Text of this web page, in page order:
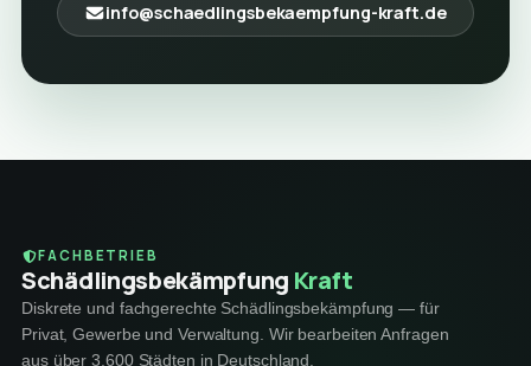
info@schaedlingsbekaempfung-kraft.de
FACHBETRIEB
Schädlings­bekämpfung Kraft
Diskrete und fachgerechte Schädlingsbekämpfung — für
Privat, Gewerbe und Verwaltung. Wir bearbeiten Anfragen
aus über 3.600 Städten in Deutschland.